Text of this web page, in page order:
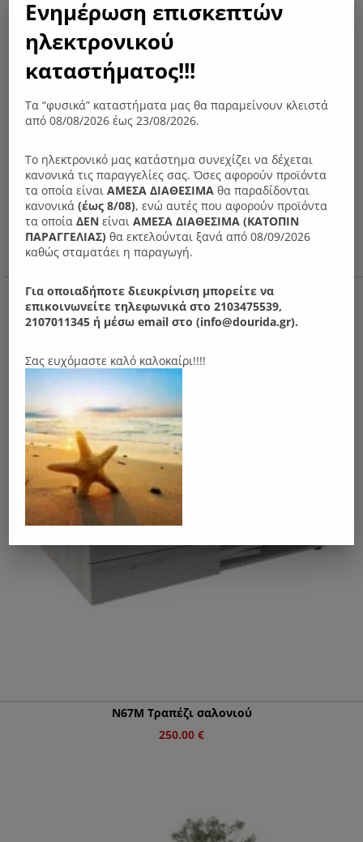
Ν63M Τραπέζι σαλονιού Ανισόπεδο ανοιχτό
300.00€
Ν67M Τραπέζι σαλονιού
250.00 €
Ενημέρωση επισκεπτών
ηλεκτρονικού
καταστήματος!!!
Τα “φυσικά” καταστήματα μας θα παραμείνουν κλειστά
από 08/08/2026 έως 23/08/2026.
Το ηλεκτρονικό μας κατάστημα συνεχίζει να δέχεται
κανονικά τις παραγγελίες σας. Όσες αφορούν προϊόντα
τα οποία είναιΑΜΕΣΑ ΔΙΑΘΕΣΙΜΑ θα παραδίδονται
κανονικά(έως 8/08), ενώ αυτές που αφορούν προϊόντα
τα οποίαΔΕΝ είναι ΑΜΕΣΑ ΔΙΑΘΕΣΙΜΑ (ΚΑΤΟΠΙΝ
ΠΑΡΑΓΓΕΛIΑΣ) θα εκτελούνται ξανά από 08/09/2026
καθώς σταματάει η παραγωγή.
Για οποιαδήποτε διευκρίνιση μπορείτε να
επικοινωνείτε τηλεφωνικά στο 2103475539,
2107011345 ή μέσω email στο (info@dourida.gr).
Σας ευχόμαστε καλό καλοκαίρι!!!!